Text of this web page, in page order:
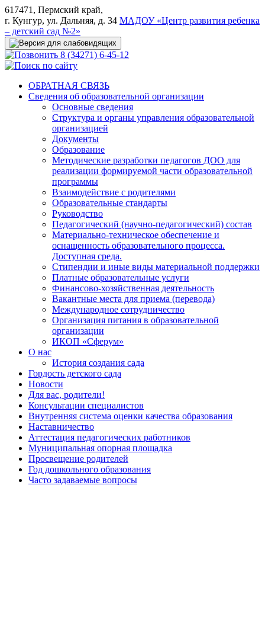
617471, Пермский край,
г. Кунгур, ул. Дальняя, д. 34 МАДОУ «Центр развития ребенка
– детский сад №2»
8 (34271) 6-45-12
ОБРАТНАЯ СВЯЗЬ
Сведения об образовательной организации
Основные сведения
Структура и органы управления образовательной
организацией
Документы
Образование
Методические разработки педагогов ДОО для
реализации формируемой части образовательной
программы
Взаимодействие с родителями
Образовательные стандарты
Руководство
Педагогический (научно-педагогический) состав
Материально-техническое обеспечение и
оснащенность образовательного процесса.
Доступная среда.
Стипендии и иные виды материальной поддержки
Платные образовательные услуги
Финансово-хозяйственная деятельность
Вакантные места для приема (перевода)
Международное сотрудничество
Организация питания в образовательной
организации
ИКОП «Сферум»
О нас
История создания сада
Гордость детского сада
Новости
Для вас, родители!
Консультации специалистов
Внутренняя система оценки качества образования
Наставничество
Аттестация педагогических работников
Муниципальная опорная площадка
Просвещение родителей
Год дошкольного образования
Часто задаваемые вопросы